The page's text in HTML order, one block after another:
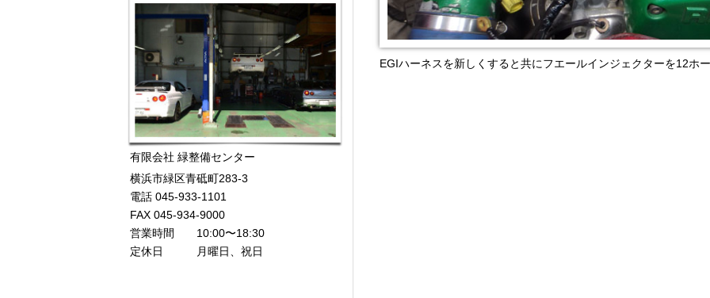
EGIハーネスを新しくすると共にフエールインジェクターを12ホ
有限会社 緑整備センター
横浜市緑区青砥町283-3
電話 045-933-1101
FAX 045-934-9000
営業時間 10:00〜18:30
定休日 月曜日、祝日